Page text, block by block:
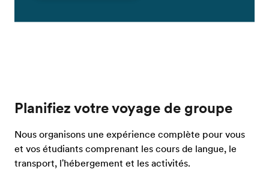
Planifiez votre voyage de groupe
Nous organisons une expérience complète pour vous
et vos étudiants comprenant les cours de langue, le
transport, l'hébergement et les activités.